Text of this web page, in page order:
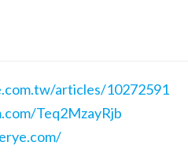
articles/10272591
Teq2MzayRjb